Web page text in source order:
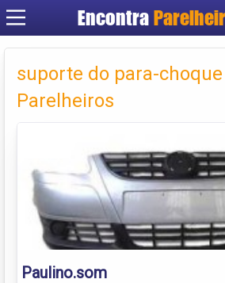
Encontra
Cadastrar
Criar conta
suporte do para-
Parelheiros
Paulino.som